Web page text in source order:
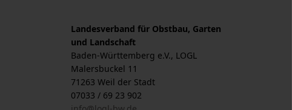
Landesverband für Obstbau, Garten
und Landschaft
Baden-Württemberg e.V., LOGL
Malersbuckel 11
71263 Weil der Stadt
07033 / 69 23 902